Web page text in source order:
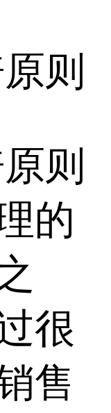
则
则
的
很
售